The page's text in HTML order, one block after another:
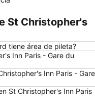
Georges Pompidou
de París-Norte
Notre-Dame
de París-Charles de Gaulle
Saint-Michel
les Halles
St Christopher's
tiene área de pileta?
Inn Paris - Gare du
Inn Paris - Gare
St Christopher's Inn Paris